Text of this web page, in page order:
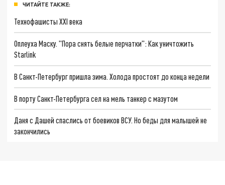
ЧИТАЙТЕ ТАКЖЕ:
Технофашисты XXI века
Оплеуха Маску. "Пора снять белые перчатки": Как уничтожить
Starlink
В Санкт-Петербург пришла зима. Холода простоят до конца недели
В порту Санкт-Петербурга сел на мель танкер с мазутом
Даня с Дашей спаслись от боевиков ВСУ. Но беды для малышей не
закончились